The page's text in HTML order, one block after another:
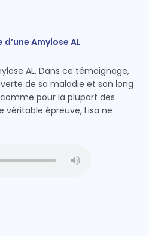
Amylose AL
AL. Dans ce témoignage,
de sa maladie et son long
pour la plupart des
véritable épreuve, Lisa ne